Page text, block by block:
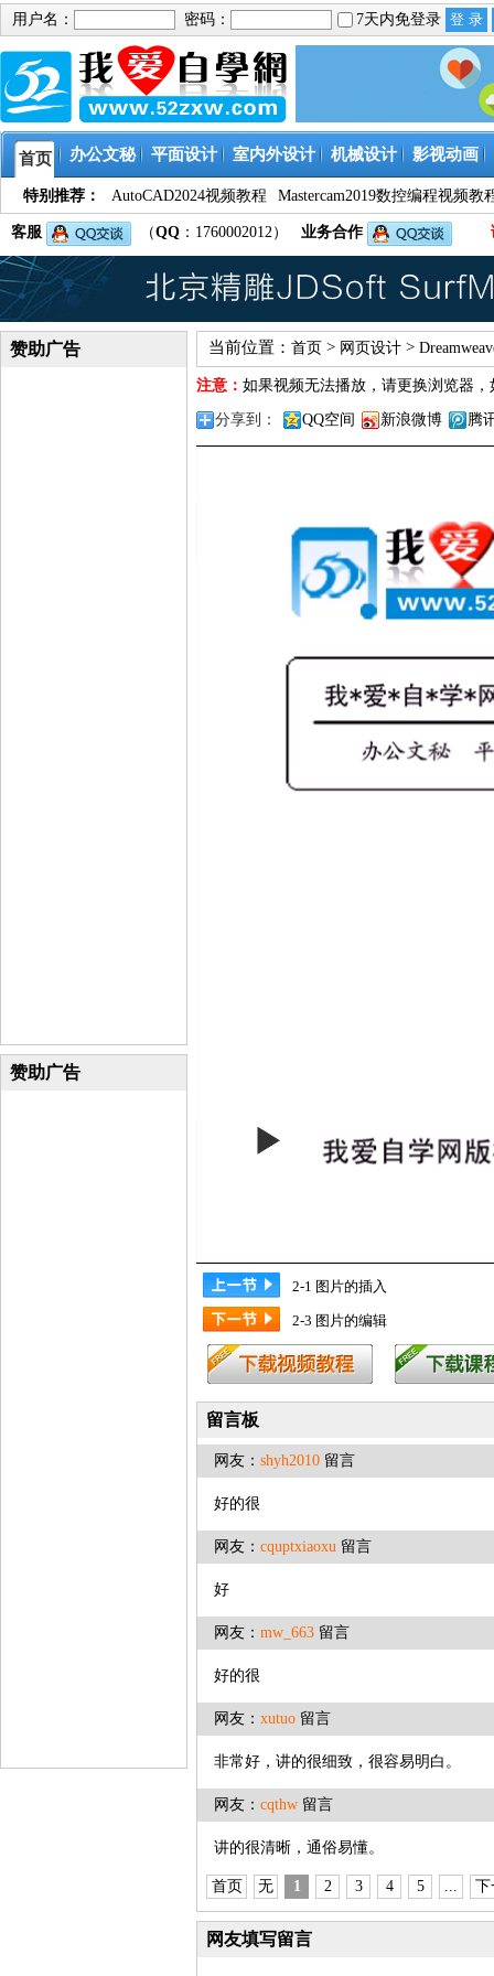
用户名： 密码： 7天内免登录
首页 办公文秘 平面设计 室内外设计 机械设计 影视动画
特别推荐： AutoCAD2024视频教程 Mastercam2019数控编程视频教
客服 （QQ ：1760002012） 业务合作
赞助广告
赞助广告
当前位置： 首页 > 网页设计 >
注意： 如果视频无法播放，请更换浏览器，
分享到： QQ空间 新浪微博 腾
2-1 图片的插入
2-3 图片的编辑
留言板
网友： shyh2010 留言
好的很
网友： cquptxiaoxu 留言
好
网友： mw_663 留言
好的很
网友： xutuo 留言
非常好，讲的很细致，很容易明白。
网友： cqthw 留言
讲的很清晰，通俗易懂。
首页 无 1 2 3 4 5 ... 下
网友填写留言